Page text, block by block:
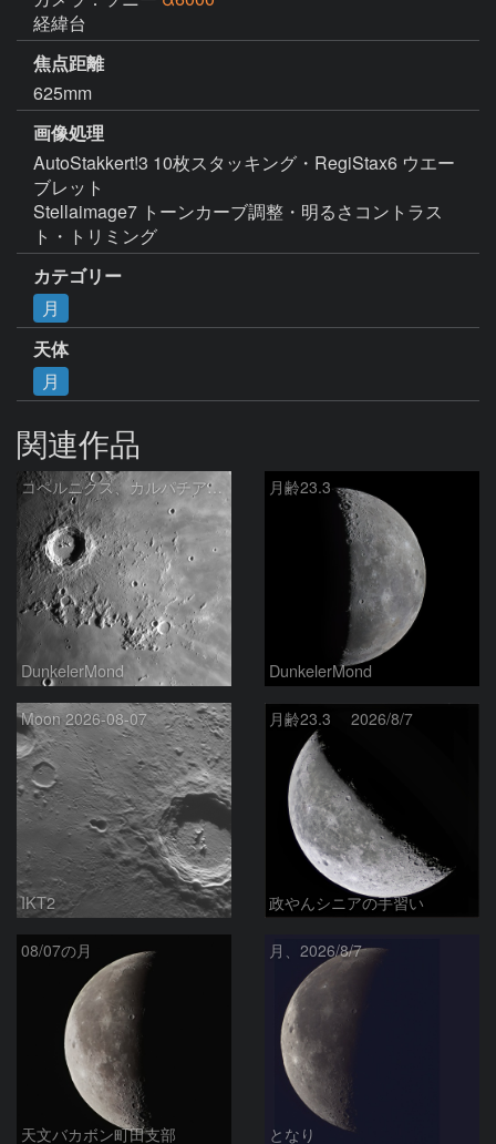
経緯台
焦点距離
625mm
画像処理
AutoStakkert!3 10枚スタッキング・RegiStax6 ウエー
ブレット
Stellaimage7 トーンカーブ調整・明るさコントラス
ト・トリミング
カテゴリー
月
天体
月
関連作品
コペルニクス、カルパチア山脈付近
DunkelerMond
月齢23.3
DunkelerMond
Moon 2026-08-07
IKT2
月齢23.3 2026/8/7
政やんシニアの手習い
08/07の月
天文バカボン町田支部
月、2026/8/7
となり